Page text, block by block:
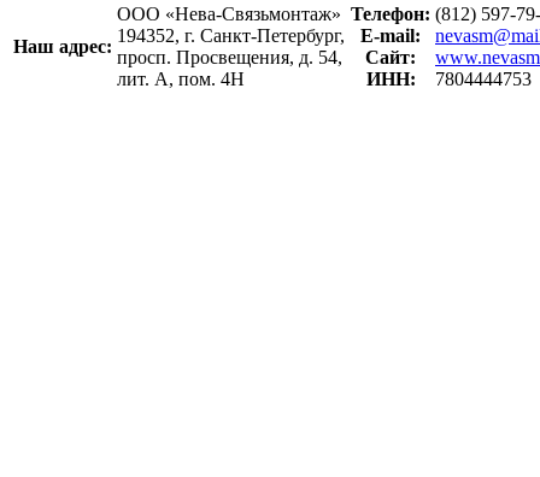
Наш адрес:
ООО «Нева-Связьмонтаж»
194352, г. Санкт-Петербург,
просп. Просвещения, д. 54,
лит. А, пом. 4Н
Телефон:
E-mail:
Сайт:
ИНН:
(812) 597-
7804444753